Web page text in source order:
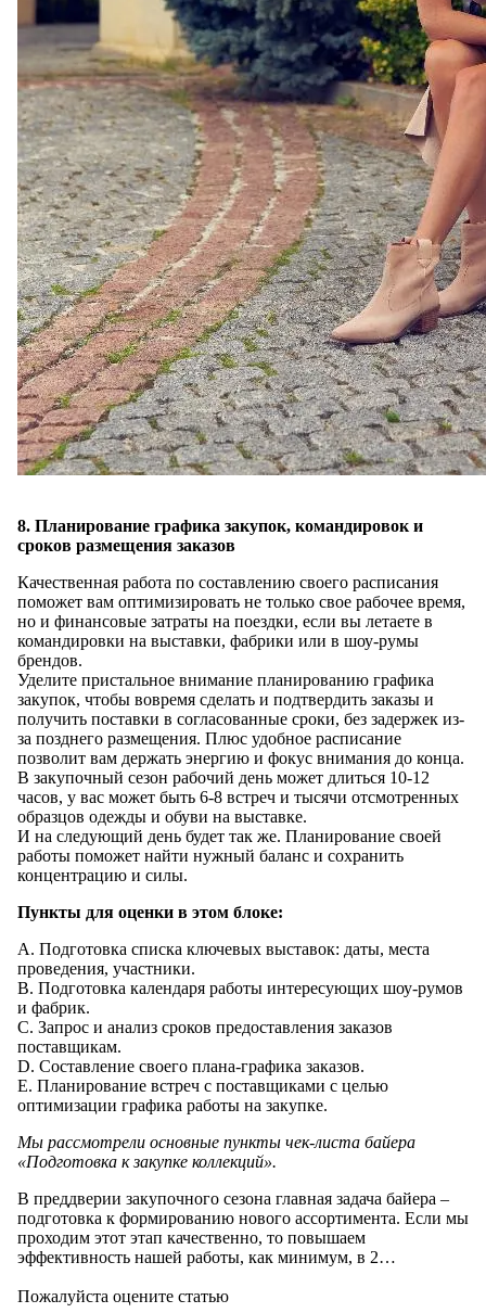
8. Планирование графика закупок, командировок и
сроков размещения заказов
Качественная работа по составлению своего расписания
поможет вам оптимизировать не только свое рабочее время,
но и финансовые затраты на поездки, если вы летаете в
командировки на выставки, фабрики или в шоу-румы
брендов.
Уделите пристальное внимание планированию графика
закупок, чтобы вовремя сделать и подтвердить заказы и
получить поставки в согласованные сроки, без задержек из-
за позднего размещения. Плюс удобное расписание
позволит вам держать энергию и фокус внимания до конца.
В закупочный сезон рабочий день может длиться 10-12
часов, у вас может быть 6-8 встреч и тысячи отсмотренных
образцов одежды и обуви на выставке.
И на следующий день будет так же. Планирование своей
работы поможет найти нужный баланс и сохранить
концентрацию и силы.
Пункты для оценки в этом блоке:
A. Подготовка списка ключевых выставок: даты, места
проведения, участники.
B. Подготовка календаря работы интересующих шоу-румов
и фабрик.
C. Запрос и анализ сроков предоставления заказов
поставщикам.
D. Составление своего плана-графика заказов.
E. Планирование встреч с поставщиками с целью
оптимизации графика работы на закупке.
Мы рассмотрели основные пункты чек-листа байера
«Подготовка к закупке коллекций».
В преддверии закупочного сезона главная задача байера –
подготовка к формированию нового ассортимента. Если мы
проходим этот этап качественно, то повышаем
эффективность нашей работы, как минимум, в 2…
Пожалуйста оцените статью